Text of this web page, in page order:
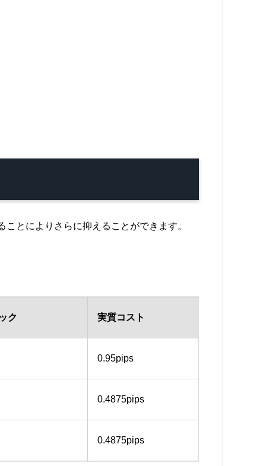
とによりさらに抑えることができます。
ク 実質コスト
0.95pips
0.4875pips
0.4875pips